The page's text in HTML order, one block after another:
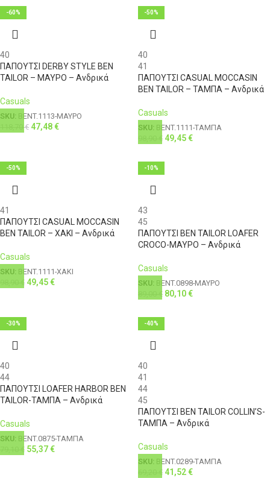
-60%
40
ΠΑΠΟΥΤΣΙ DERBY STYLE BEN
TAILOR – ΜΑΥΡΟ – Ανδρικά
Casuals
SKU: BENT.1113-ΜΑΥΡΟ
118,70€ 47,48€
-50%
40
41
ΠΑΠΟΥΤΣΙ CASUAL MOCCASIN
BEN TAILOR – ΤΑΜΠΑ – Ανδρικά
Casuals
SKU: BENT.1111-ΤΑΜΠΑ
€ 49,45€
-50%
41
ΠΑΠΟΥΤΣΙ CASUAL MOCCASIN
BEN TAILOR – ΧΑΚΙ – Ανδρικά
Casuals
SKU: BENT.1111-ΧΑΚΙ
€ 49,45€
-10%
43
45
ΠΑΠΟΥΤΣΙ BEN TAILOR LOAFER
CROCO-ΜΑΥΡΟ – Ανδρικά
Casuals
SKU: BENT.0898-ΜΑΥΡΟ
€ 80,10€
-30%
40
44
ΠΑΠΟΥΤΣΙ LOAFER HARBOR BEN
TAILOR-ΤΑΜΠΑ – Ανδρικά
Casuals
SKU: BENT.0875-ΤΑΜΠΑ
€ 55,37€
-40%
40
41
44
45
ΠΑΠΟΥΤΣΙ BEN TAILOR COLLIN’S-
ΤΑΜΠΑ – Ανδρικά
Casuals
SKU: BENT.0289-ΤΑΜΠΑ
€ 41,52€